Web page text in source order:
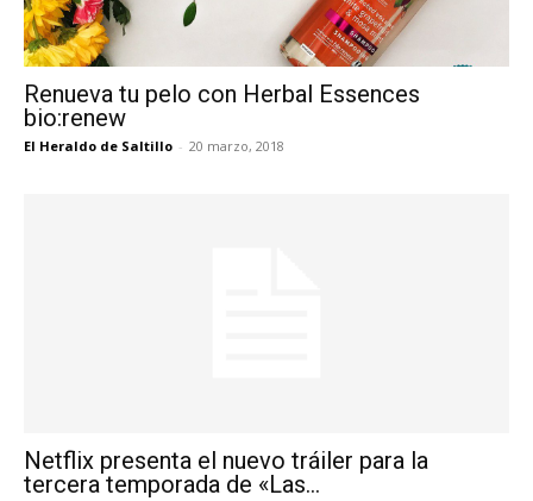
Renueva tu pelo con Herbal Essences
bio:renew
El Heraldo de Saltillo - 20 marzo, 2018
Netflix presenta el nuevo tráiler para la
tercera temporada de «Las...